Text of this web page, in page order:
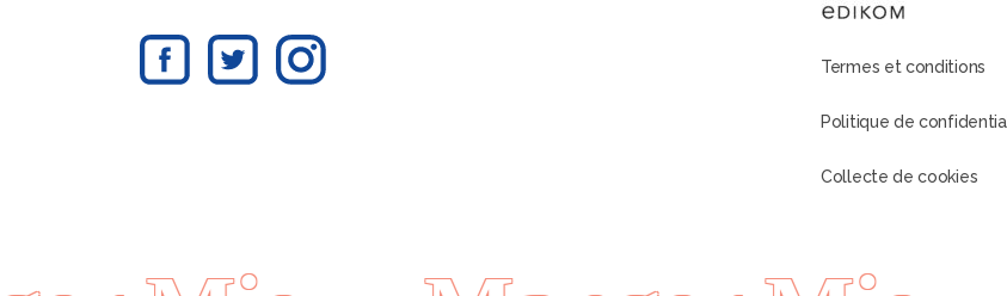
Termes et conditions
Politique de
Collecte de cookies